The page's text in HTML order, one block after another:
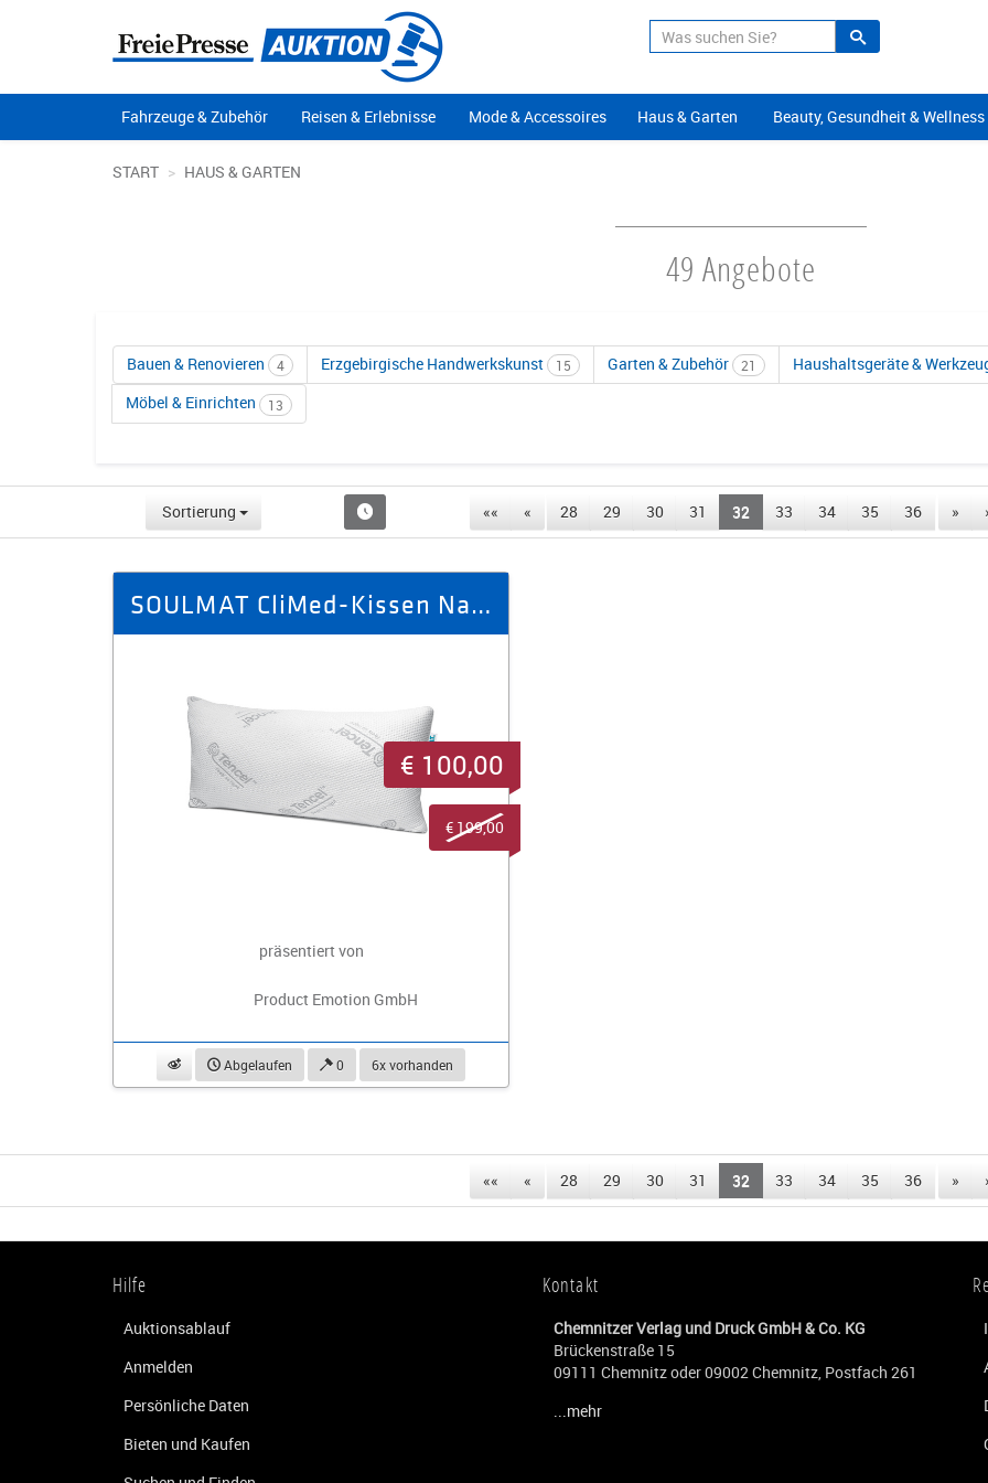
Suche
Fahrzeuge & Zubehör Reisen & Erlebnisse Mode & Accessoires Haus & Garten Beauty, Gesundheit & Wellness
START HAUS & GARTEN
49 Angebote
Bauen & Renovieren 4 Erzgebirgische Handwerkskunst 15 Garten & Zubehör 21 Haushaltsgeräte &
Möbel & Einrichten 13
Sortierung «« « 28 29 30 31 32 33 34 35 36 »
SOULMAT CliMed-Kissen Natur
präsentiert von
Product Emotion GmbH
beobachtenAbgelaufen 0 6x vorhanden
€ 100,00
€ 199,00
«« « 28 29 30 31 32 33 34 35 36 »
Hilfe
Auktionsablauf
Anmelden
Persönliche Daten
Bieten und Kaufen
Kontakt
Chemnitzer Verlag und Druck GmbH & Co. KG
Brückenstraße 15
09111 Chemnitz oder 09002 Chemnitz, Postfach 261
...mehr